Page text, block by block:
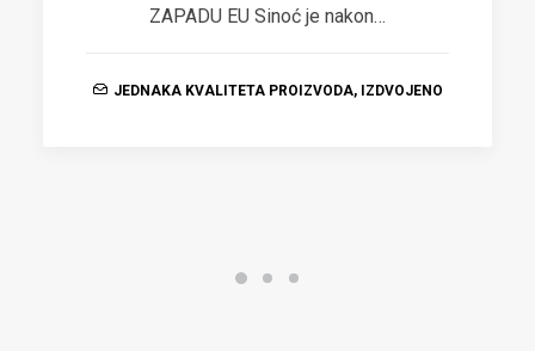
ZAPADU EU Sinoć je nakon…
JEDNAKA KVALITETA PROIZVODA, IZDVOJENO